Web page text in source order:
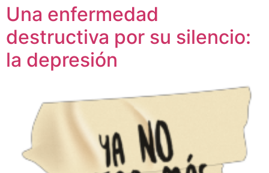
Una enfermedad
destructiva por su silencio:
la depresión